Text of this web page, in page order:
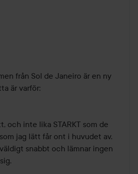
från Sol de Janeiro är en ny
är varför:
och inte lika STARKT som de
jag lätt får ont i huvudet av.
snabbt och lämnar ingen